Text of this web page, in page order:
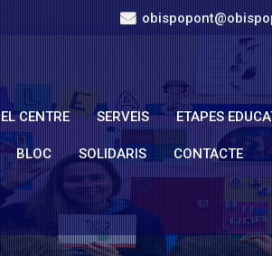
EL CENTRE SERVEIS ETAPES
BLOC SOLIDARIS CONTACTE